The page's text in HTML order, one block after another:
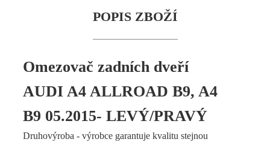
POPIS ZBOŽÍ
Omezovač zadních dveří
AUDI A4 ALLROAD B9, A4
B9 05.2015- LEVÝ/PRAVÝ
Druhovýroba - výrobce garantuje kvalitu stejnou